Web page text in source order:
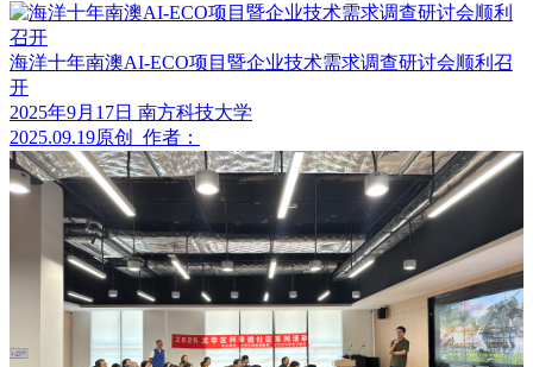
海洋十年南澳AI-ECO项目暨企业技术需求调查研讨会顺利召
开
2025年9月17日 南方科技大学
2025.09.19原创 作者：